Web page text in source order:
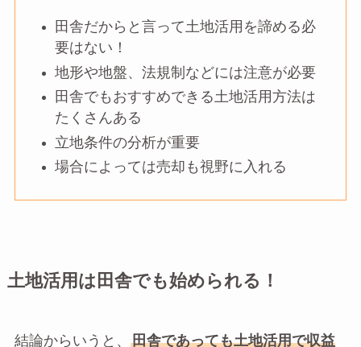
田舎だからと言って土地活用を諦める必
要はない！
地形や地盤、法規制などには注意が必要
田舎でもおすすめできる土地活用方法は
たくさんある
立地条件の分析が重要
場合によっては売却も視野に入れる
土地活用は田舎でも始められる！
結論からいうと、 田舎であっても土地活用で収益